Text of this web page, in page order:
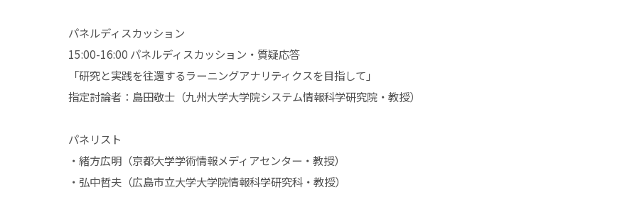
パネルディスカッション
15:00-16:00 パネルディスカッション・質疑応答
「研究と実践を往還するラーニングアナリティクスを目指して」
指定討論者：島田敬士（九州大学大学院システム情報科学研究院・教授）
パネリスト
・緒方広明（京都大学学術情報メディアセンター・教授）
・弘中哲夫（広島市立大学大学院情報科学研究科・教授）